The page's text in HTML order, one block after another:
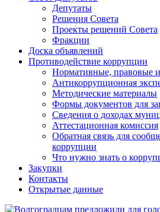
Депутаты
Решения Совета
Проекты решений Совета
Фракции
Доска объявлений
Противодействие коррупции
Нормативные, правовые
Антикоррупционная
Методические материалы
Формы документов для
Сведения о доходах
Аттестационная комиссия
Обратная связь для
коррупции
Что нужно знать о
Закупки
Контакты
Открытые данные